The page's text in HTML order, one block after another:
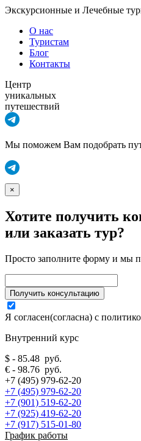
Экскурсионные и Лечебные
О нас
Туристам
Блог
Контакты
Центр
уникальных
путешествий
Мы поможем Вам подобрать
×
Хотите получить
или заказать тур?
Просто заполните форму и мы
Я согласен(согласна) с
Внутренний курс
$ - 85.48 руб.
€ - 98.76 руб.
+7 (495) 979-62-20
+7 (495) 979-62-20
+7 (901) 519-62-20
+7 (925) 419-62-20
+7 (917) 515-01-80
График работы